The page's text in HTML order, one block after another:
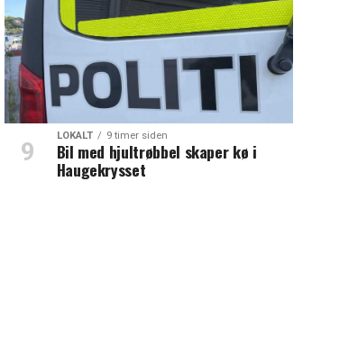
LOKALT 9 timer siden
Bil med hjultrøbbel skaper kø i
Haugekrysset